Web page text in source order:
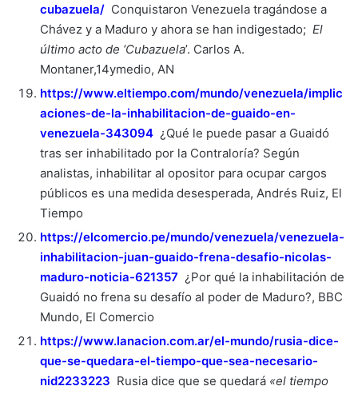
cubazuela/ Conquistaron Venezuela tragándose a
Chávez y a Maduro y ahora se han indigestado; El
último acto de ‘Cubazuela’. Carlos A.
Montaner,14ymedio, AN
https://www.eltiempo.com/mundo/venezuela/implic
aciones-de-la-inhabilitacion-de-guaido-en-
venezuela-343094 ¿Qué le puede pasar a Guaidó
tras ser inhabilitado por la Contraloría? Según
analistas, inhabilitar al opositor para ocupar cargos
públicos es una medida desesperada, Andrés Ruiz, El
Tiempo
https://elcomercio.pe/mundo/venezuela/venezuela-
inhabilitacion-juan-guaido-frena-desafio-nicolas-
maduro-noticia-621357 ¿Por qué la inhabilitación de
Guaidó no frena su desafío al poder de Maduro?, BBC
Mundo, El Comercio
https://www.lanacion.com.ar/el-mundo/rusia-dice-
que-se-quedara-el-tiempo-que-sea-necesario-
nid2233223 Rusia dice que se quedará «el tiempo